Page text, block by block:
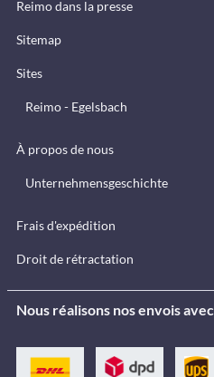
Reimo dans la presse
Sitemap
Sites
Reimo - Egelsbach
À propos de nous
Unternehmensgeschichte
Frais d'expédition
Droit de rétractation
Nous réalisons nos envois avec